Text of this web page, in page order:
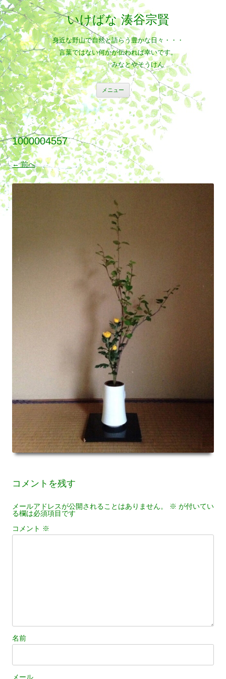
いけばな 湊谷宗賢
身近な野山で自然と語らう豊かな日々・・・
言葉ではない何かが伝われば幸いです。
みなとやそうけん
メニュー
コ
ン
テ
ン
ツ
へ
ス
キ
ッ
プ
1000004557
← 前へ
コメントを残す
メールアドレスが公開されることはありません。 ※ が付いてい
る欄は必須項目です
コメント ※
名前
メール